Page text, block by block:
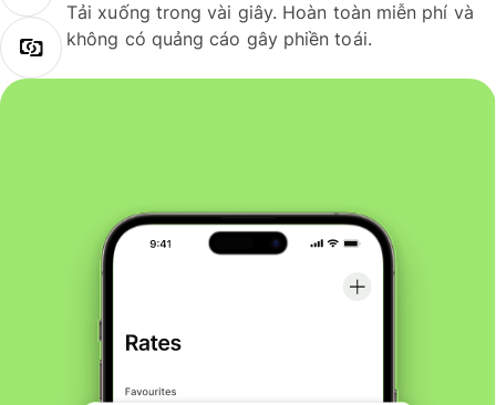
Tải xuống trong vài giây. Hoàn toàn miễn phí và
không có quảng cáo gây phiền toái.